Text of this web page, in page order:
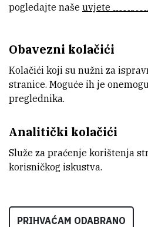
Vidi na croris.hr
MODEL
PROIZVOĐAČ
Lanzoni, Italija
atmosferskih lebdećih čestica
pogledajte naše uvjete
Obavezni kolačići
Kolačići koji su nužni za
stranice. Moguće ih je
preglednika.
Analitički kolačići
Služe za praćenje korištenja
korisničkog iskustva.
PRIHVAĆAM ODABRANO